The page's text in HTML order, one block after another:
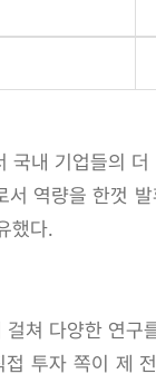
내 기업들의
역량을 한껏
했다.
쳐 다양한 연구
투자 쪽이 제